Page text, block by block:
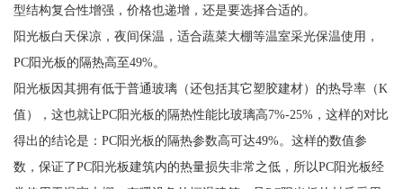
型结构复合性增强，价格也递增，还是要选择合适的。
阳光板白天保凉，夜间保温，适合蔬菜大棚等温室采光保温使用，
PC阳光板的隔热高至49%。
阳光板因其拥有低于普通玻璃（还包括其它塑胶建材）的热导率（K
值），这也就让PC阳光板的隔热性能比玻璃高7%-25%，这样的对比
得出的结论是：PC阳光板的隔热参数高可达49%。这样的数值参
数，保证了PC阳光板建筑内的热量损失非常之低，所以PC阳光板经